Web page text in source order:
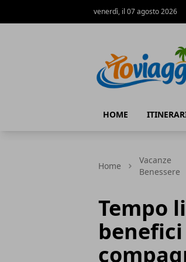
venerdì, il 07 agosto 2026
HOME
Home
Vacanze
Benessere
Tempo